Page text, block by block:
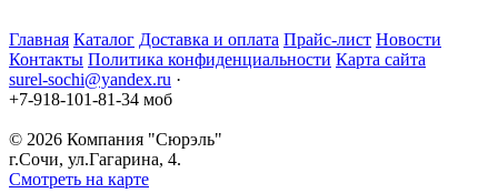
Главная Каталог Доставка и оплата Прайс-лист Новости
Контакты Политика конфиденциальности Карта сайта
surel-sochi@yandex.ru ·
+7-918-101-81-34 моб
© 2026 Компания "Сюрэль"
г.Сочи, ул.Гагарина, 4.
Смотреть на карте